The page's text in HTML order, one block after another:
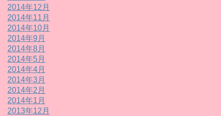
2014年12月
2014年11月
2014年10月
2014年9月
2014年8月
2014年5月
2014年4月
2014年3月
2014年2月
2014年1月
2013年12月